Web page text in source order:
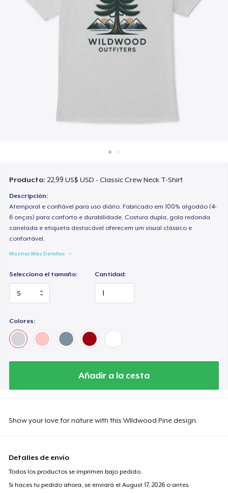
Venda en todas partes
Venda lo que sea
Producto: 22,99 US$ USD - Classic Crew Neck T-Shirt
Descripción:
Atemporal e confiável para uso diário. Fabricado em 100% algodão (4-
6 onças) para conforto e durabilidade. Costura dupla, gola redonda
canelada e etiqueta destacável oferecem um visual clássico e
confortável.
Mostrar Más Detalles
Selecciona el tamaño: Cantidad:
Colores:
Añadir a la cesta
Show your love for nature with this WIldwood Pine design.
Detalles de envío
Todos los productos se imprimen bajo pedido.
Si haces tu pedido ahora, se enviará elAugust 17, 2026 o antes.